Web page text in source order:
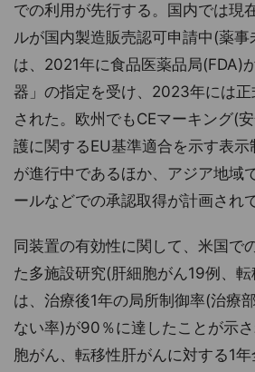
での利用が先行する。国内では現
ルが国内製造販売認可申請中(薬
は、2021年に食品医薬品局(FDA)
器」の指定を受け、2023年には
された。欧州でもCEマーキング(
護に関するEU基準適合を示す表示
が進行中であるほか、アジア地域
ールなどでの承認取得が計画され
同装置の有効性に関して、米国で
た多施設研究(肝細胞がん19例、
は、治療後1年の局所制御率(治療
ない率)が90％に達したことが示
胞がん、転移性肝がんに対する1